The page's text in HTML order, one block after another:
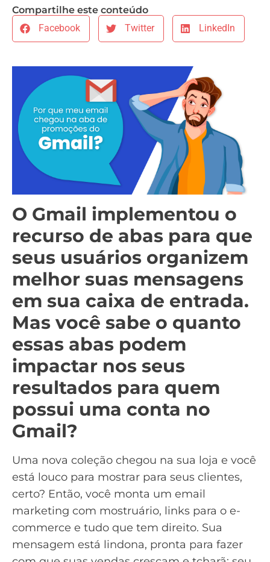
Compartilhe este conteúdo
Facebook
Twitter LinkedIn
O Gmail implementou o
recurso de abas para que
seus usuários organizem
melhor suas mensagens
em sua caixa de entrada.
Mas você sabe o quanto
essas abas podem
impactar nos seus
resultados para quem
possui uma conta no
Gmail?
Uma nova coleção chegou na sua loja e você
está louco para mostrar para seus clientes,
certo? Então, você monta um email
marketing com mostruário, links para o e-
commerce e tudo que tem direito. Sua
mensagem está lindona, pronta para fazer